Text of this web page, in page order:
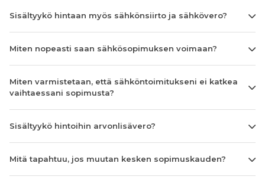
Sisältyykö hintaan myös sähkönsiirto ja sähkövero?
Miten nopeasti saan sähkösopimuksen voimaan?
Miten varmistetaan, että sähköntoimitukseni ei katkea
vaihtaessani sopimusta?
Sisältyykö hintoihin arvonlisävero?
Mitä tapahtuu, jos muutan kesken sopimuskauden?